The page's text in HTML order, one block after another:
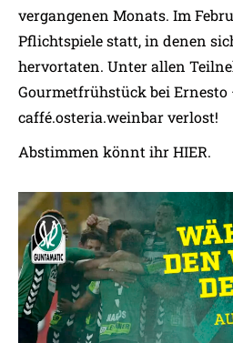
vergangenen Monats. Im
Pflichtspiele statt, in denen
hervortaten. Unter allen
Gourmetfrühstück bei Ernesto
caffé.osteria.weinbar verlost!
Abstimmen könnt ihrHIER.